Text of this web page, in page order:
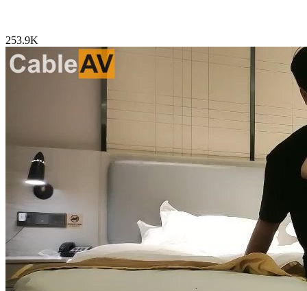
253.9K